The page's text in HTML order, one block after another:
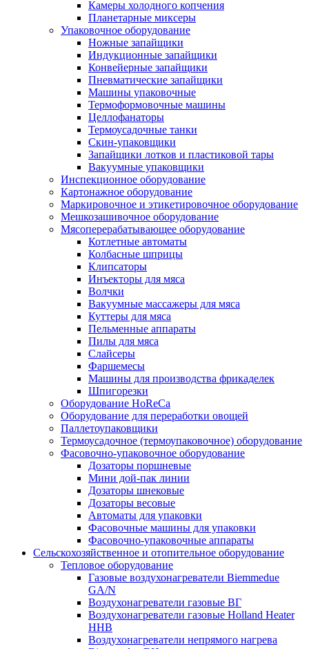
Камеры холодного копчения
Планетарные миксеры
Упаковочное оборудование
Ножные запайщики
Индукционные запайщики
Конвейерные запайщики
Пневматические запайщики
Машины упаковочные
Термоформовочные машины
Целлофанаторы
Термоусадочные танки
Скин-упаковщики
Запайщики лотков и пластиковой тары
Вакуумные упаковщики
Инспекционное оборудование
Картонажное оборудование
Маркировочное и этикетировочное оборудование
Мешкозашивочное оборудование
Мясоперерабатывающее оборудование
Котлетные автоматы
Колбасные шприцы
Клипсаторы
Инъекторы для мяса
Волчки
Вакуумные массажеры для мяса
Куттеры для мяса
Пельменные аппараты
Пилы для мяса
Слайсеры
Фаршемесы
Машины для производства фрикаделек
Шпигорезки
Оборудование HoReCa
Оборудование для переработки овощей
Паллетоупаковщики
Термоусадочное (термоупаковочное) оборудование
Фасовочно-упаковочное оборудование
Дозаторы поршневые
Мини дой-пак линии
Дозаторы шнековые
Дозаторы весовые
Автоматы для упаковки
Фасовочные машины для упаковки
Фасовочно-упаковочные аппараты
Сельскохозяйственное и отопительное оборудование
Тепловое оборудование
Газовые воздухонагреватели Biemmedue
GA/N
Воздухонагреватели газовые ВГ
Воздухонагреватели газовые Holland Heater
HHB
Воздухонагреватели непрямого нагрева